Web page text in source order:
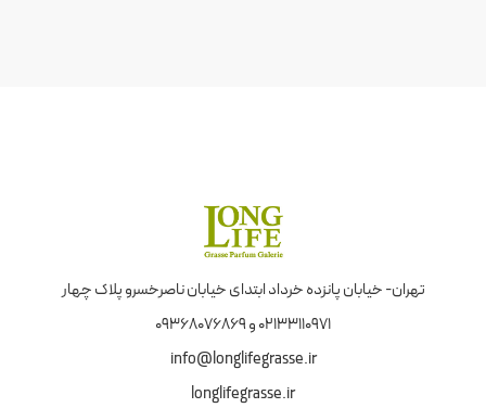
تهران- خیابان پانزده خرداد ابتدای خیابان ناصرخسرو پلاک چهار
02133110971 و 09368076869
info@longlifegrasse.ir
longlifegrasse.ir